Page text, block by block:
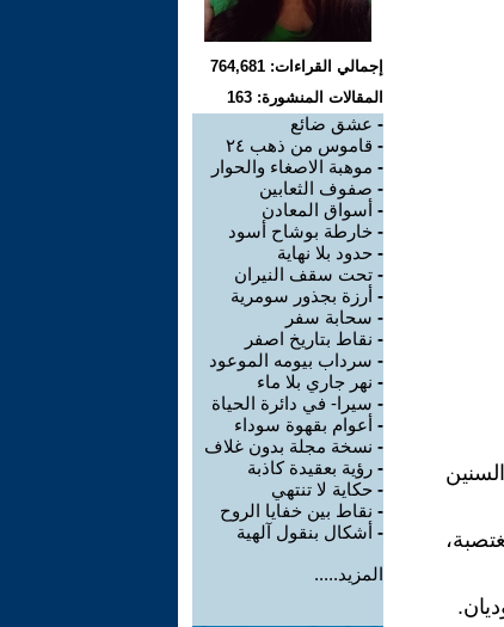
إجمالي القراءات: 764,681
المقالات المنشورة: 163
- عشق ضائع
- قاموس من ذهب ٢٤
- موهبة الاصغاء والحوار
- صفوف الثعابين
- أسواق المعادن
- خارطة بوشاح أسود
- حدود بلا نهاية
- تحت سقف النيران
- أرزة بجذور سومرية
- سحابة سفر
- نقاط بتاريخ اصفر
- سرداب بيومه الموعود
- نهر جاري بلا ماء
- سيرا- في دائرة الحياة
- أعوام بقهوة سوداء
- نسخة مجلة بدون غلاف
- رؤية بعقيدة كاذبة
- حكاية لا تنتهي
- نقاط بين خفايا الروح
- أشكال بنقول آلهية
المزيد.....